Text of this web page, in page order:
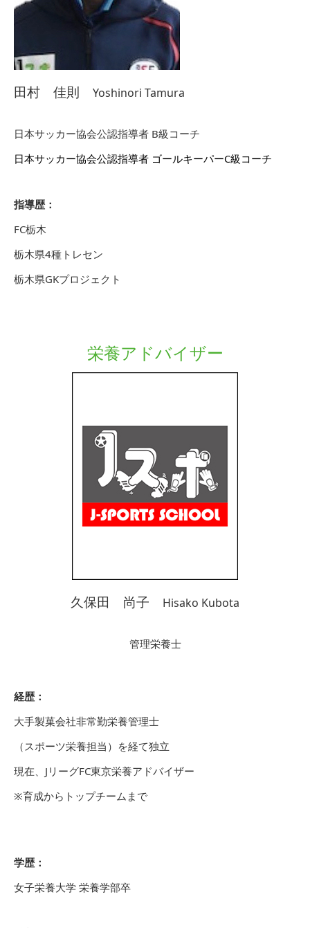
田村 佳則 Yoshinori Tamura
日本サッカー協会公認指導者 B級コーチ
日本サッカー協会公認指導者 ゴールキーパーC級コーチ
指導歴：
FC栃木
栃木県4種トレセン
栃木県GKプロジェクト
栄養アドバイザー
久保田 尚子 Hisako Kubota
管理栄養士
経歴：
大手製菓会社非常勤栄養管理士
（スポーツ栄養担当）を経て独立
現在、JリーグFC東京栄養アドバイザー
※育成からトップチームまで
学歴：
女子栄養大学 栄養学部卒